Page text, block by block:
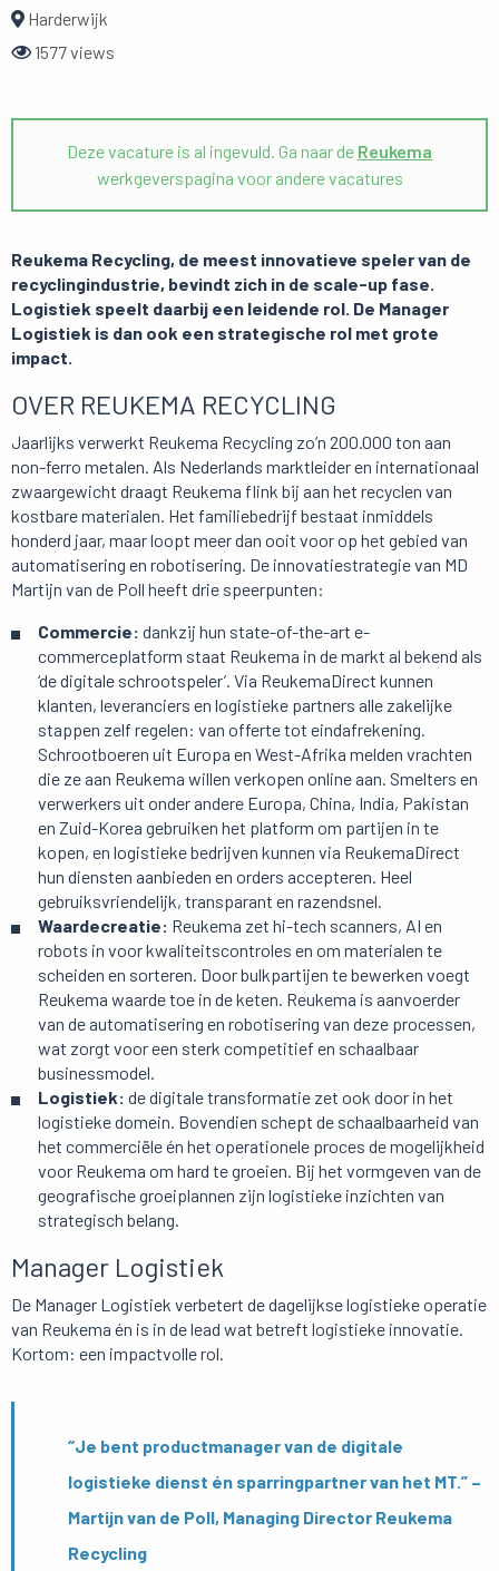
Harderwijk
1577 views
Deze vacature is al ingevuld. Ga naar de Reukema
werkgeverspagina voor andere vacatures
Reukema Recycling, de meest innovatieve speler van de
recyclingindustrie, bevindt zich in de scale-up fase.
Logistiek speelt daarbij een leidende rol. De Manager
Logistiek is dan ook een strategische rol met grote
impact.
OVER REUKEMA RECYCLING
Jaarlijks verwerkt Reukema Recycling zo’n 200.000 ton aan
non-ferro metalen. Als Nederlands marktleider en internationaal
zwaargewicht draagt Reukema flink bij aan het recyclen van
kostbare materialen. Het familiebedrijf bestaat inmiddels
honderd jaar, maar loopt meer dan ooit voor op het gebied van
automatisering en robotisering. De innovatiestrategie van MD
Martijn van de Poll heeft drie speerpunten:
Commercie: dankzij hun state-of-the-art e-
commerceplatform staat Reukema in de markt al bekend als
‘de digitale schrootspeler’. Via ReukemaDirect kunnen
klanten, leveranciers en logistieke partners alle zakelijke
stappen zelf regelen: van offerte tot eindafrekening.
Schrootboeren uit Europa en West-Afrika melden vrachten
die ze aan Reukema willen verkopen online aan. Smelters en
verwerkers uit onder andere Europa, China, India, Pakistan
en Zuid-Korea gebruiken het platform om partijen in te
kopen, en logistieke bedrijven kunnen via ReukemaDirect
hun diensten aanbieden en orders accepteren. Heel
gebruiksvriendelijk, transparant en razendsnel.
Waardecreatie: Reukema zet hi-tech scanners, AI en
robots in voor kwaliteitscontroles en om materialen te
scheiden en sorteren. Door bulkpartijen te bewerken voegt
Reukema waarde toe in de keten. Reukema is aanvoerder
van de automatisering en robotisering van deze processen,
wat zorgt voor een sterk competitief en schaalbaar
businessmodel.
Logistiek: de digitale transformatie zet ook door in het
logistieke domein. Bovendien schept de schaalbaarheid van
het commerciële én het operationele proces de mogelijkheid
voor Reukema om hard te groeien. Bij het vormgeven van de
geografische groeiplannen zijn logistieke inzichten van
strategisch belang.
Manager Logistiek
De Manager Logistiek verbetert de dagelijkse logistieke operatie
van Reukema én is in de lead wat betreft logistieke innovatie.
Kortom: een impactvolle rol.
“Je bent productmanager van de digitale
logistieke dienst én sparringpartner van het MT.” –
Martijn van de Poll, Managing Director Reukema
Recycling